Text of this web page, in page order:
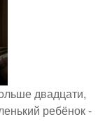
двадцати,
ребёнок -